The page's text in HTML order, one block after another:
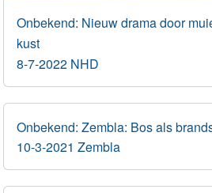
Onbekend: Nieuw drama door
kust
8-7-2022 NHD
Onbekend: Zembla: Bos als
10-3-2021 Zembla